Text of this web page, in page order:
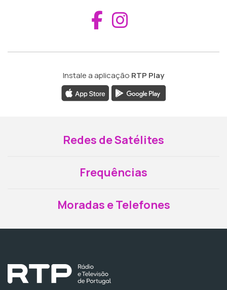
Aceder ao
Instale a aplicação RTP Play
Redes de Satélites
Frequências
Moradas e Telefones